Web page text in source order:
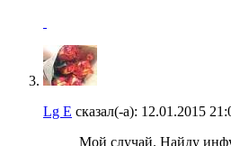
Lg E сказал(-а): 12.01.2015
Мой случай. Найду